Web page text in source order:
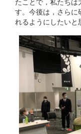
す。今後は，さらに
れるようにしたいと